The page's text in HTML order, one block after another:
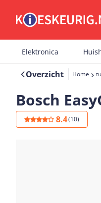
Elektronica
Overzicht Home
Bosch
8.4(10)